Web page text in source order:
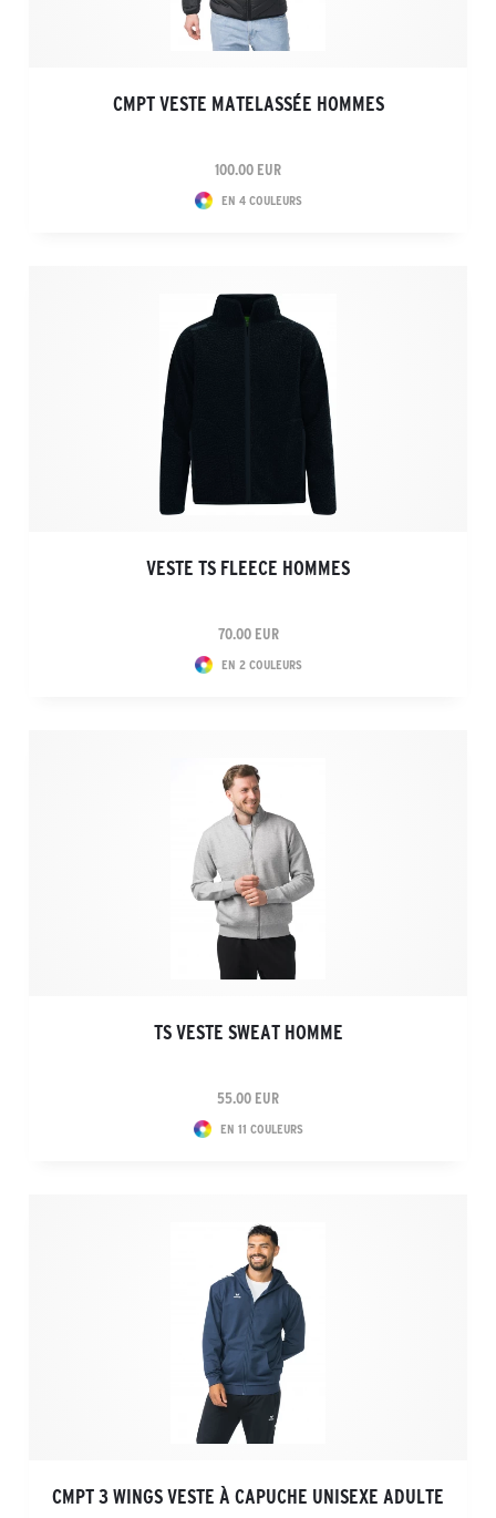
CMPT VESTE MATELASSÉE HOMMES
100.00 EUR
EN 4 COULEURS
VESTE TS FLEECE HOMMES
70.00 EUR
EN 2 COULEURS
TS VESTE SWEAT HOMME
55.00 EUR
EN 11 COULEURS
CMPT 3 WINGS VESTE À CAPUCHE UNISEXE ADULTE